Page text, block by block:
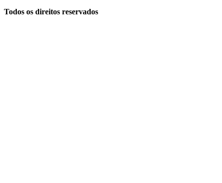
Todos os direitos reservados